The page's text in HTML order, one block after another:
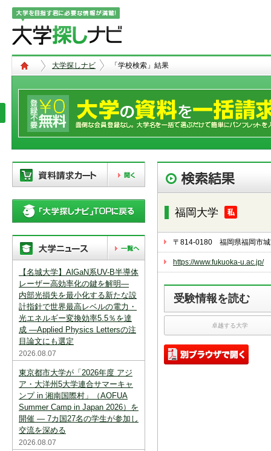
大学探しナビ 「学校検索」結果
現在、以下の学校を「資料請求カー
ト」に登録しています。「資料請求
カート」に登録できる学校は20校ま
リストから「削除」ボタンで登録を
削除して下さい。
「資料請求カート」の登録情報は、アクセ
スを中断すると消えてしまいます。ご注意
下さい。
※現在登録されている大学はありません。
※「資料請求カート」に登録できる学校は
20校までです。
【名城大学】AlGaN系UV-B半導体
レーザー高効率化の鍵を解明―
内部光損失を最小化する新たな設
計指針で世界最高レベルの電力・
光エネルギー変換効率5.5％を達
成 ―Applied Physics Lettersの注
目論文にも選定
2026.08.07
東京都市大学が「2026年度 アジ
ア・大洋州5大学連合サマーキャ
ンプ in 湘南国際村」（AOFUA
Summer Camp in Japan 2026）を
開催 ― 7カ国27名の学生が参加し
交流を深める
2026.08.07
福岡大学
〒814-0180 福岡県福岡市城
https://www.fukuoka-u.ac.jp/
受験情報を読む
卓越する大学